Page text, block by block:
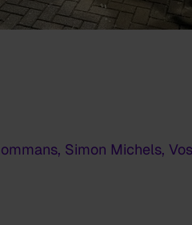
Simon Michels,